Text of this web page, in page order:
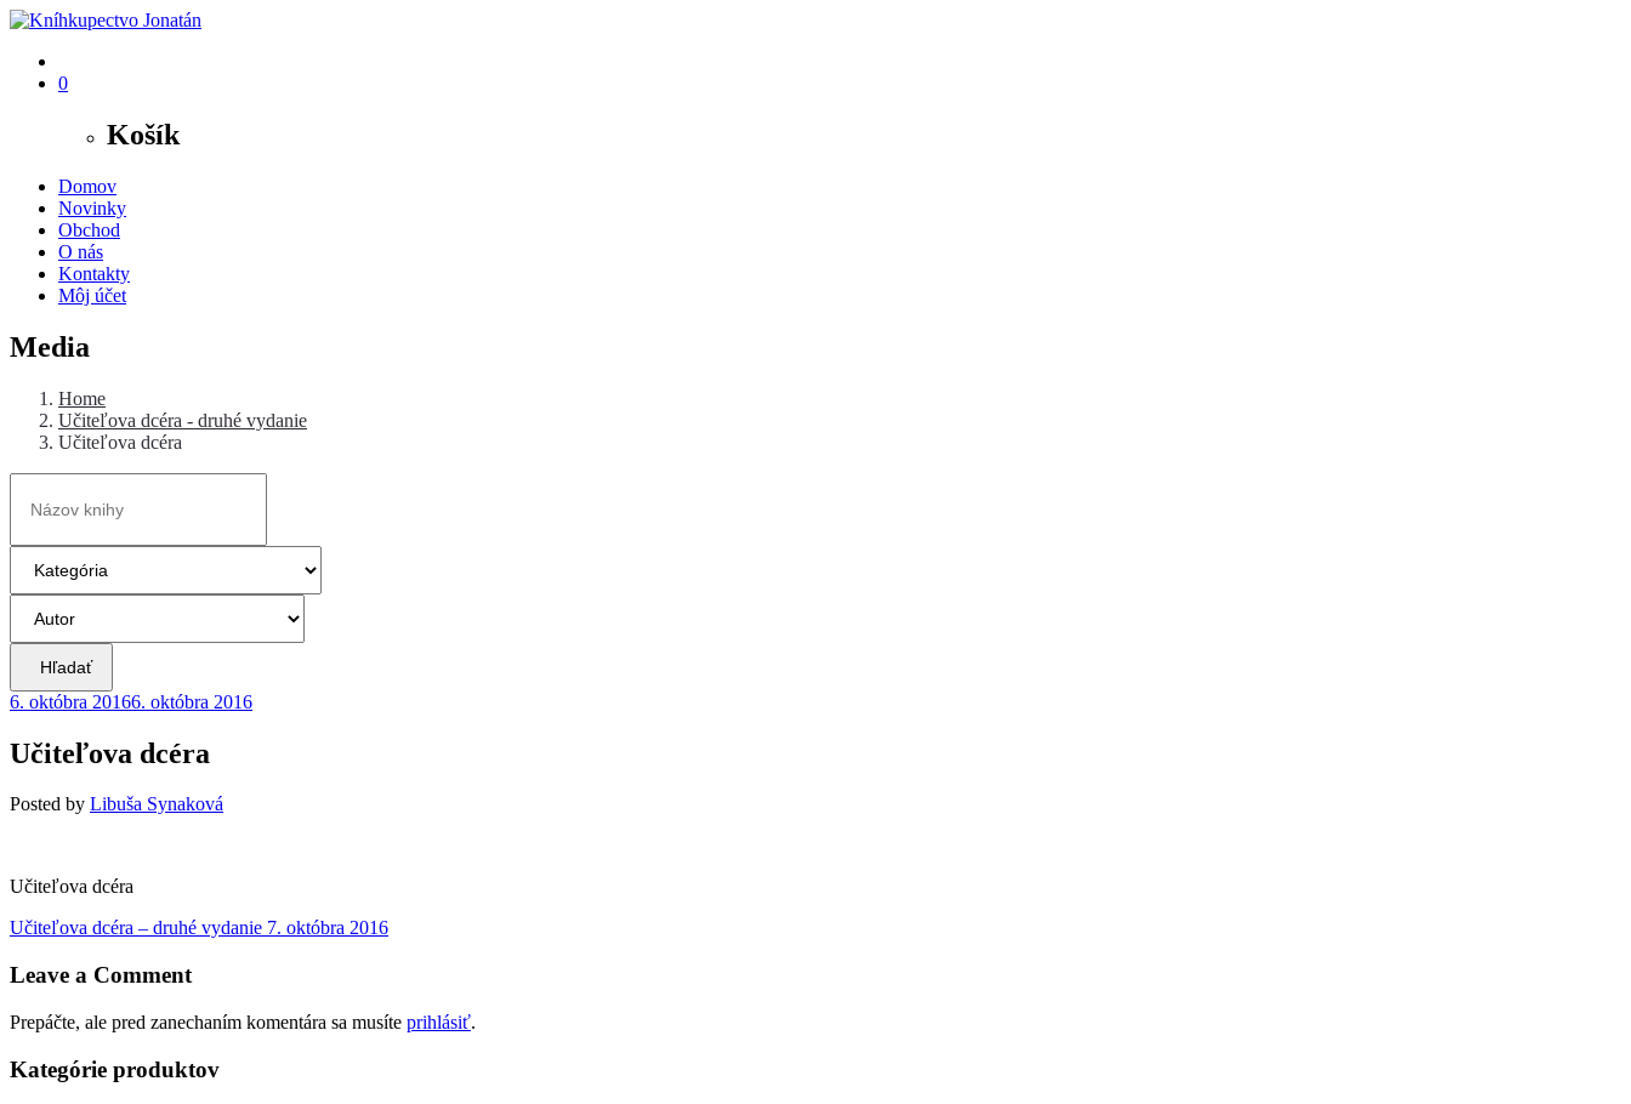
0
Košík
Domov
Novinky
Obchod
O nás
Kontakty
Môj účet
Media
Home
Učiteľova dcéra - druhé vydanie
Učiteľova dcéra
Hľadať
6. októbra 20166. októbra 2016
Učiteľova dcéra
Posted by Libuša Synaková
Učiteľova dcéra
Navigácia
v
Učiteľova dcéra – druhé vydanie Previous
7. októbra 2016
Leave a Comment
Prepáčte, ale pred zanechaním komentára sa musíte prihlásiť.
Kategórie produktov